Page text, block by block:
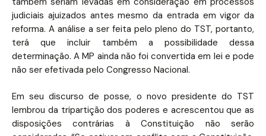
judiciais ajuizados antes mesmo da entrada em vigor da
reforma. A análise a ser feita pelo pleno do TST, portanto,
terá que incluir também a possibilidade dessa
determinação. A MP ainda não foi convertida em lei e pode
não ser efetivada pelo Congresso Nacional.
Em seu discurso de posse, o novo presidente do TST
lembrou da tripartição dos poderes e acrescentou que as
disposições contrárias à Constituição não serão